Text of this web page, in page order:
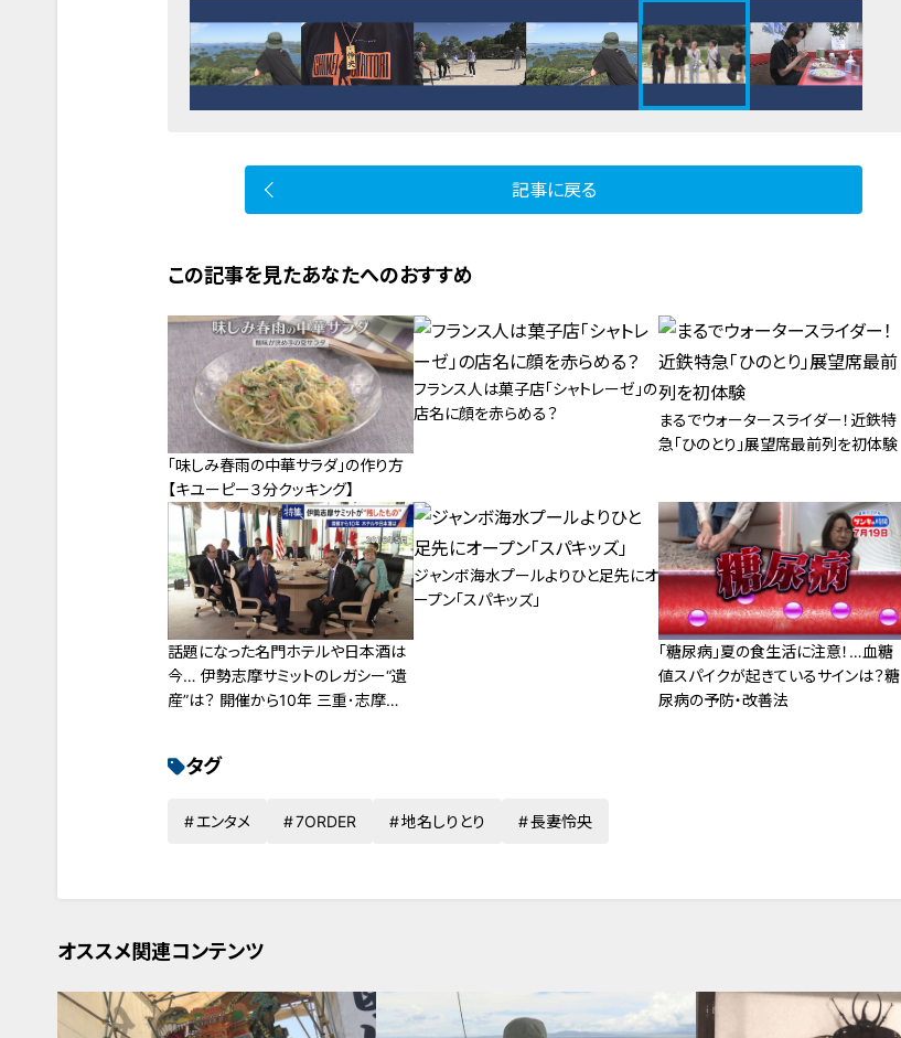
記事に戻る
この記事を見たあなたへのおすすめ
「味しみ春雨の中華サラダ」の作り方
【キユーピー３分クッキング】
フランス人は菓子店「シャトレーゼ」の
店名に顔を赤らめる？
まるでウォータースライダー！近鉄特
急「ひのとり」展望席最前列を初体験
話題になった名門ホテルや日本酒は
今… 伊勢志摩サミットのレガシー“遺
産”は？ 開催から10年 三重･志摩市
ジャンボ海水プールよりひと足先にオ
ープン「スパキッズ」
「糖尿病」夏の食生活に注意！…血糖
値スパイクが起きているサインは？糖
尿病の予防・改善法
タグ
エンタメ 7ORDER 地名しりとり 長妻怜央
オススメ関連コンテンツ